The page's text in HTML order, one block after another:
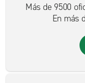
Más de 9500
En más